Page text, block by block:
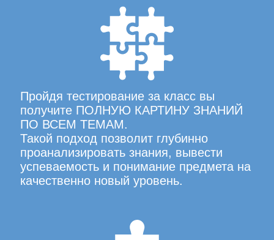
Пройдя тестирование за класс вы
получите ПОЛНУЮ КАРТИНУ ЗНАНИЙ
ПО ВСЕМ ТЕМАМ.
Такой подход позволит глубинно
проанализировать знания, вывести
успеваемость и понимание предмета на
качественно новый уровень.